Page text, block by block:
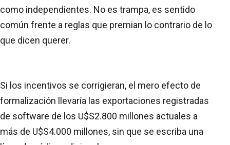
como independientes. No es trampa, es sentido
común frente a reglas que premian lo contrario de lo
que dicen querer.
Si los incentivos se corrigieran, el mero efecto de
formalización llevaría las exportaciones registradas
de software de los U$S2.800 millones actuales a
más de U$S4.000 millones, sin que se escriba una